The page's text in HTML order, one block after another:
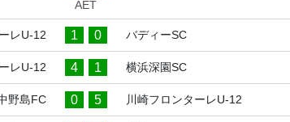
AET
レU-12 1 0 バディーSC
レU-12 4 1 横浜深園SC
野島FC 0 5 川崎フロンターレU-12